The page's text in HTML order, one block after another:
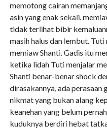
memotong cairan
asin yang enak sekali.
tidak terlihat bibir
masih halus dan lembut.
memiaw Shanti. Gadis itu
ketika lidah Tuti menjalar
Shanti benar-benar shock
dirasakannya, ada perasaan
nikmat yang bukan alang
keanehan yang belum
kuduknya berdiri hebat